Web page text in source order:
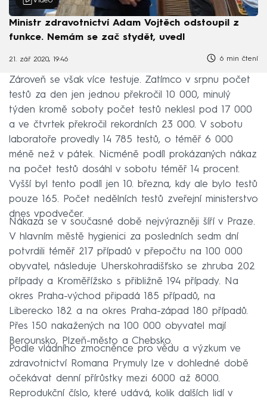
Ministr zdravotnictví Adam Vojtěch odstoupil z
funkce. Nemám se zač stydět, uvedl
21. zář 2020, 19:46 6 min čtení
Zároveň se však více testuje. Zatímco v srpnu počet
testů za den jen jednou překročil 10 000, minulý
týden kromě soboty počet testů neklesl pod 17 000
a ve čtvrtek překročil rekordních 23 000. V sobotu
laboratoře provedly 14 785 testů, o téměř 6 000
méně než v pátek. Nicméně podíl prokázaných nákaz
na počet testů dosáhl v sobotu téměř 14 procent.
Vyšší byl tento podíl jen 10. března, kdy ale bylo testů
pouze 165. Počet nedělních testů zveřejní ministerstvo
dnes vpodvečer.
Nákaza se v současné době nejvýrazněji šíří v Praze.
V hlavním městě hygienici za posledních sedm dní
potvrdili téměř 217 případů v přepočtu na 100 000
obyvatel, následuje Uherskohradišťsko se zhruba 202
případy a Kroměřížsko s přibližně 194 případy. Na
okres Praha-východ připadá 185 případů, na
Liberecko 182 a na okres Praha-západ 180 případů.
Přes 150 nakažených na 100 000 obyvatel mají
Berounsko, Plzeň-město a Chebsko.
Podle vládního zmocněnce pro vědu a výzkum ve
zdravotnictví Romana Prymuly lze v dohledné době
očekávat denní přírůstky mezi 6000 až 8000.
Reprodukční číslo, které udává, kolik dalších lidí v